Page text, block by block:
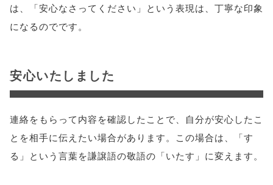
は、「安心なさってください」という表現は、丁寧な印象
になるのでです。
安心いたしました
連絡をもらって内容を確認したことで、自分が安心したこ
とを相手に伝えたい場合があります。この場合は、「す
る」という言葉を謙譲語の敬語の「いたす」に変えます。